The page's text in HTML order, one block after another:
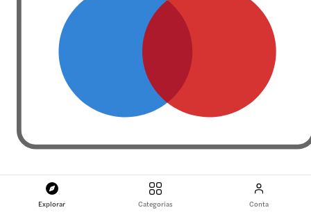
Explorar Categorias Conta